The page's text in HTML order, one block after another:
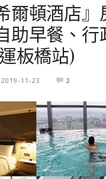
爾頓酒店
助早餐、
板橋站)
2019-11-23 2